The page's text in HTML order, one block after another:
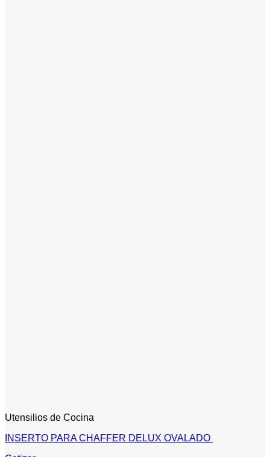
Utensilios de Cocina
INSERTO PARA CHAFFER DELUX OVALADO